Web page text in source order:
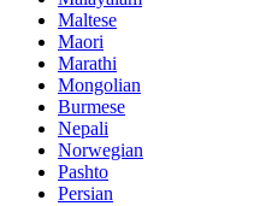
Maltese
Maori
Marathi
Mongolian
Burmese
Nepali
Norwegian
Pashto
Persian